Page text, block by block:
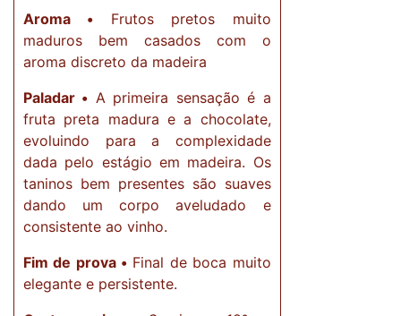
Aroma • Frutos pretos muito
maduros bem casados com o
aroma discreto da madeira
Paladar • A primeira sensação é a
fruta preta madura e a chocolate,
evoluindo para a complexidade
dada pelo estágio em madeira. Os
taninos bem presentes são suaves
dando um corpo aveludado e
consistente ao vinho.
Fim de prova • Final de boca muito
elegante e persistente.